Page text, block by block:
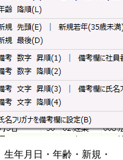
生年月日・年齢・新規・